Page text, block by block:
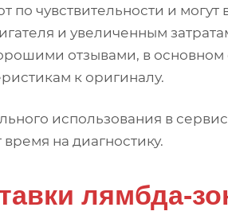
по чувствительности и могут
и увеличенным
отзывами, в
к оригиналу.
использования в
на диагностику.
лямбда-